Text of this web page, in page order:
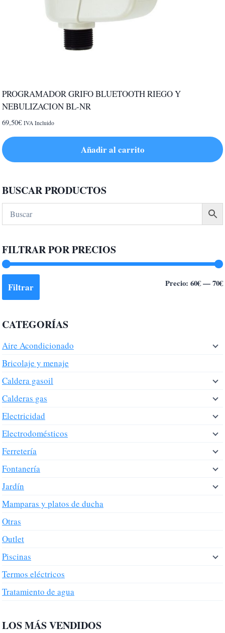
PROGRAMADOR GRIFO BLUETOOTH RIEGO Y
NEBULIZACION BL-NR
69,50€ IVA Incluido
Añadir al carrito
BUSCAR PRODUCTOS
FILTRAR POR PRECIOS
Filtrar Precio: 60€—70€
CATEGORÍAS
Aire Acondicionado
Bricolaje y menaje
Caldera gasoil
Calderas gas
Electricidad
Electrodomésticos
Ferretería
Fontanería
Jardín
Mamparas y platos de ducha
Otras
Outlet
Piscinas
Termos eléctricos
Tratamiento de agua
LOS MÁS VENDIDOS